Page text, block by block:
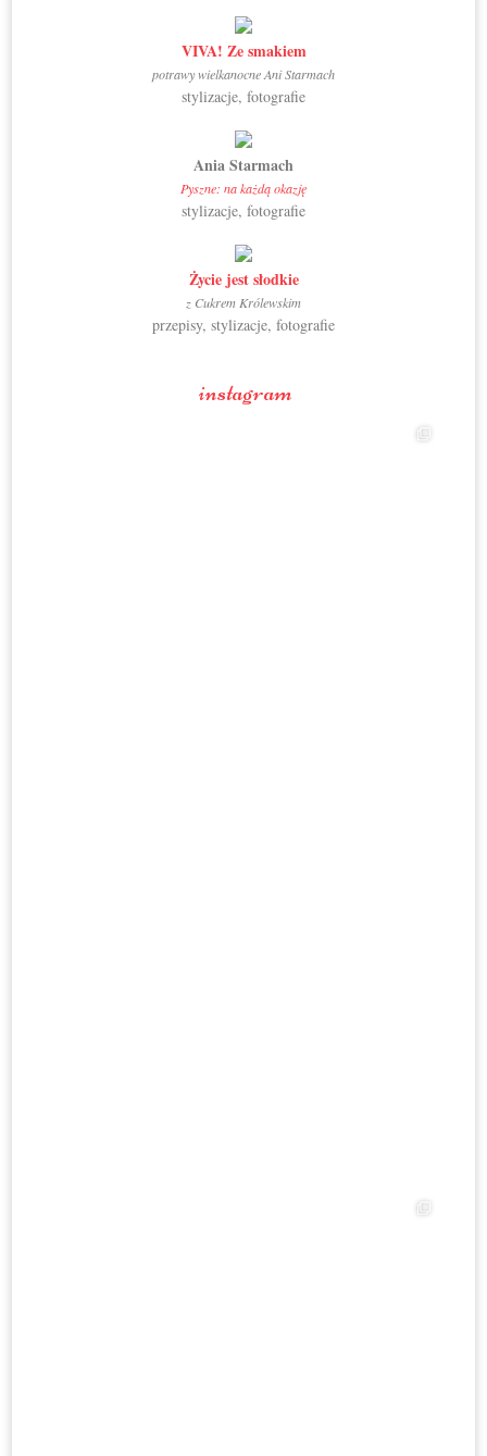
VIVA! Ze smakiem
potrawy wielkanocne Ani Starmach
stylizacje, fotografie
Ania Starmach
Pyszne: na każdą okazję
stylizacje, fotografie
Życie jest słodkie
z Cukrem Królewskim
przepisy, stylizacje, fotografie
instagram